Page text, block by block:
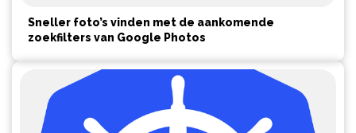
Sneller foto’s vinden met de aankomende
zoekfilters van Google Photos